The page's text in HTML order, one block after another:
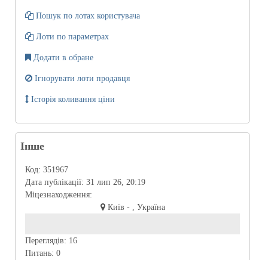
Пошук по лотах користувача
Лоти по параметрах
Додати в обране
Ігнорувати лоти продавця
Історія коливання ціни
Інше
Код: 351967
Дата публікації: 31 лип 26, 20:19
Міцезнаходження:
Київ - , Україна
Переглядів: 16
Питань: 0